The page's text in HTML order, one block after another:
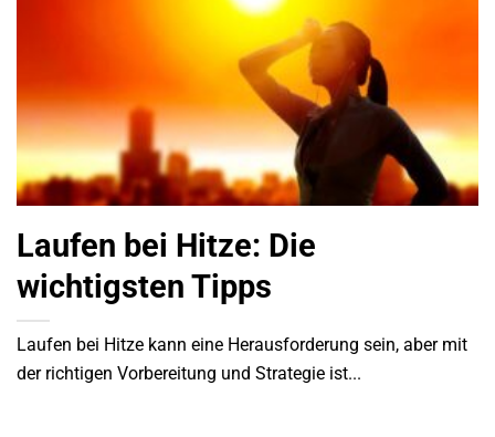
Laufen bei Hitze: Die
wichtigsten Tipps
Laufen bei Hitze kann eine Herausforderung sein, aber mit
der richtigen Vorbereitung und Strategie ist...